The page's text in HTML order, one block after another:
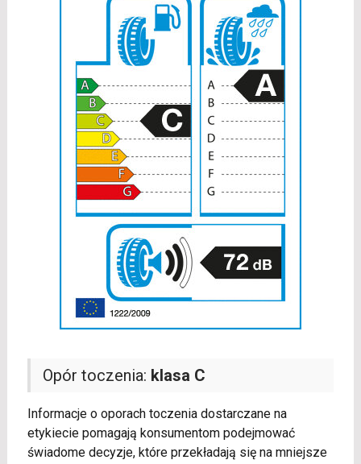
Opór toczenia: klasa C
Informacje o oporach toczenia dostarczane na
etykiecie pomagają konsumentom podejmować
świadome decyzje, które przekładają się na mniejsze